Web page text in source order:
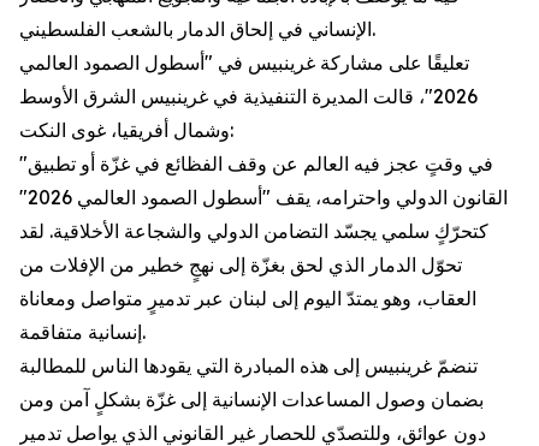
الإنساني في إلحاق الدمار بالشعب الفلسطيني.
تعليقًا على مشاركة غرينبيس في "أسطول الصمود العالمي
2026"، قالت المديرة التنفيذية في غرينبيس الشرق الأوسط
وشمال أفريقيا، غوى النكت:
"في وقتٍ عجز فيه العالم عن وقف الفظائع في غزّة أو تطبيق
القانون الدولي واحترامه، يقف "أسطول الصمود العالمي 2026"
كتحرّكٍ سلمي يجسّد التضامن الدولي والشجاعة الأخلاقية. لقد
تحوّل الدمار الذي لحق بغزّة إلى نهجٍ خطير من الإفلات من
العقاب، وهو يمتدّ اليوم إلى لبنان عبر تدميرٍ متواصل ومعاناة
إنسانية متفاقمة.
تنضمّ غرينبيس إلى هذه المبادرة التي يقودها الناس للمطالبة
بضمان وصول المساعدات الإنسانية إلى غزّة بشكلٍ آمن ومن
دون عوائق، وللتصدّي للحصار غير القانوني الذي يواصل تدمير